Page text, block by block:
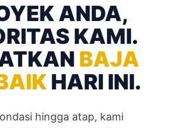
ANDA,
KAMI.
BAJA
HARI INI.
hingga atap, kami